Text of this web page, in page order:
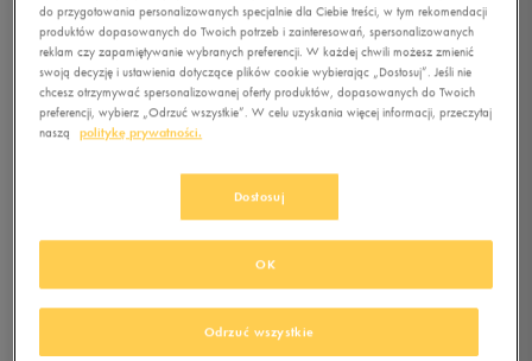
5.0(53)
zł -40% (cena bezpośrednio przed promocją)
48,99zł -14%(najniższa cena z 30 dni przed obniżką)
41,99złz Vat
+ 350 PKT WKLUBIE 50 STYLE
do przygotowania personalizowanych specjalnie dla Ciebie treści, w tym rekomendacji
produktów dopasowanych do Twoich potrzeb i zainteresowań, spersonalizowanych
reklam czy zapamiętywanie wybranych preferencji. W każdej chwili możesz zmienić
swoją decyzję i ustawienia dotyczące plików cookie wybierając „Dostosuj”. Jeśli nie
chcesz otrzymywać spersonalizowanej oferty produktów, dopasowanych do Twoich
preferencji, wybierz „Odrzuć wszystkie”. W celu uzyskania więcej informacji, przeczytaj
naszą
politykę prywatności.
Dostosuj
Odrzuć wszystkie
OK